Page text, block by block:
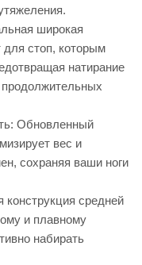
широкая
для стоп, которым
натирание
Обновленный
вес и
сохраняя ваши ноги
конструкция средней
и плавному
набирать